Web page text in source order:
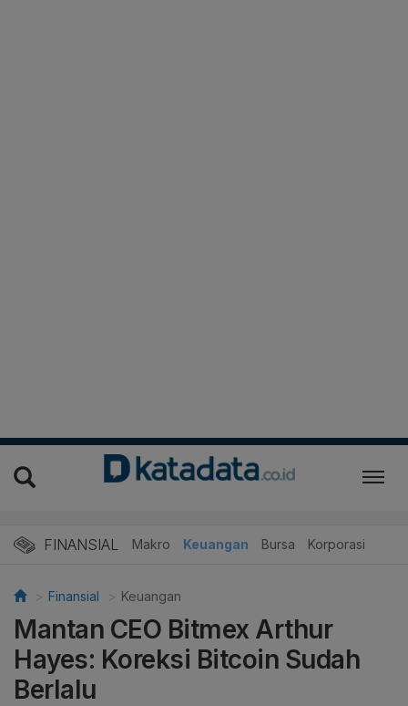
FINANSIAL Makro Keuangan Bursa Korporasi
Finansial Keuangan
Mantan CEO Bitmex Arthur
Hayes: Koreksi Bitcoin Sudah
Berlalu